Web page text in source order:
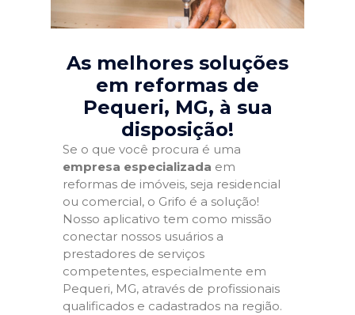
As melhores soluções
em reformas de
Pequeri, MG, à sua
disposição!
Se o que você procura é uma
empresa especializada em
reformas de imóveis, seja residencial
ou comercial, o Grifo é a solução!
Nosso aplicativo tem como missão
conectar nossos usuários a
prestadores de serviços
competentes, especialmente em
Pequeri, MG, através de profissionais
qualificados e cadastrados na região.